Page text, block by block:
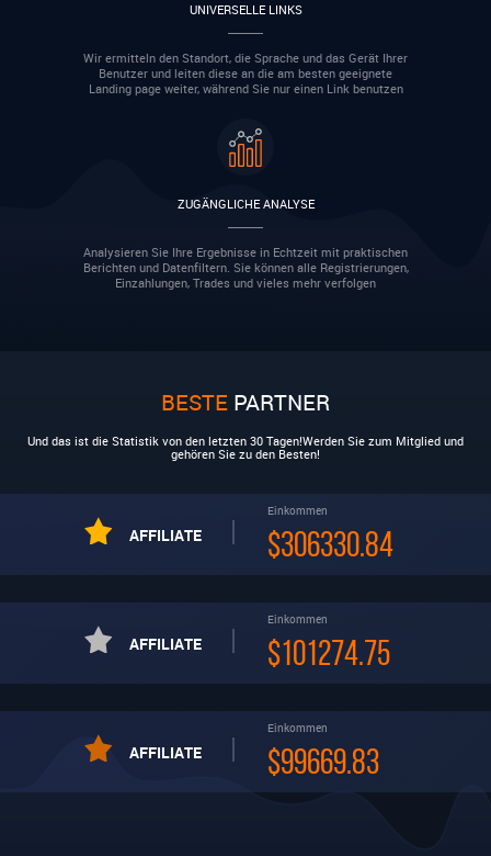
UNIVERSELLE LINKS
Wir ermitteln den Standort, die Sprache und das Gerät Ihrer
Benutzer und leiten diese an die am besten geeignete
Landing page weiter, während Sie nur einen Link benutzen
ZUGÄNGLICHE ANALYSE
Analysieren Sie Ihre Ergebnisse in Echtzeit mit praktischen
Berichten und Datenfiltern. Sie können alle Registrierungen,
Einzahlungen, Trades und vieles mehr verfolgen
BESTE PARTNER
Und das ist die Statistik von den letzten 30 Tagen!Werden Sie zum Mitglied und
gehören Sie zu den Besten!
AFFILIATE
Einkommen
$306330.84
AFFILIATE
Einkommen
$101274.75
AFFILIATE
Einkommen
$99669.83